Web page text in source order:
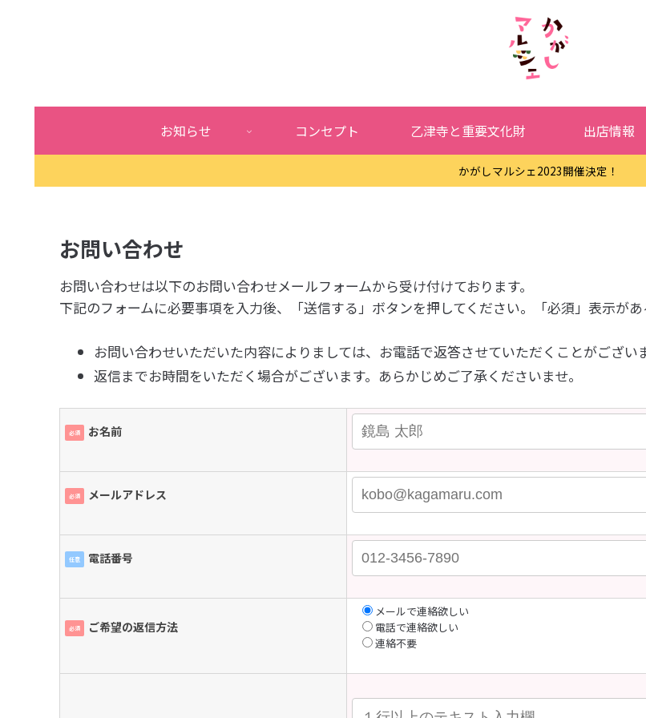
お知らせ コンセプト 乙津寺と重要文化財 出店情報
かがしマルシェ2023開催決定！
お問い合わせ
お問い合わせは以下のお問い合わせメールフォームから受け付けております。
下記のフォームに必要事項を入力後、「送信する」ボタンを押してください。「必須」表示があ
お問い合わせいただいた内容によりましては、お電話で返答させていただくことがございま
返信までお時間をいただく場合がございます。あらかじめご了承くださいませ。
必須 お名前
必須 メールアドレス
任意 電話番号
必須 ご希望の返信方法
メールで連絡欲しい
電話で連絡欲しい
連絡不要